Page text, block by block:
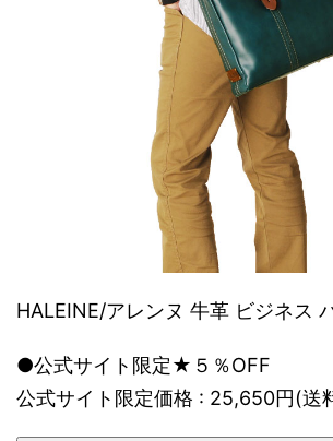
HALEINE/アレンヌ 牛革 ビジネス
●公式サイト限定★５％OFF
公式サイト限定価格 : 25,650円(送